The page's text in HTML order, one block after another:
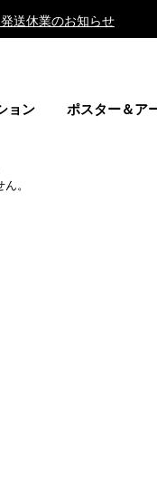
送休業のお知らせ
ョン ポスター＆ア
。